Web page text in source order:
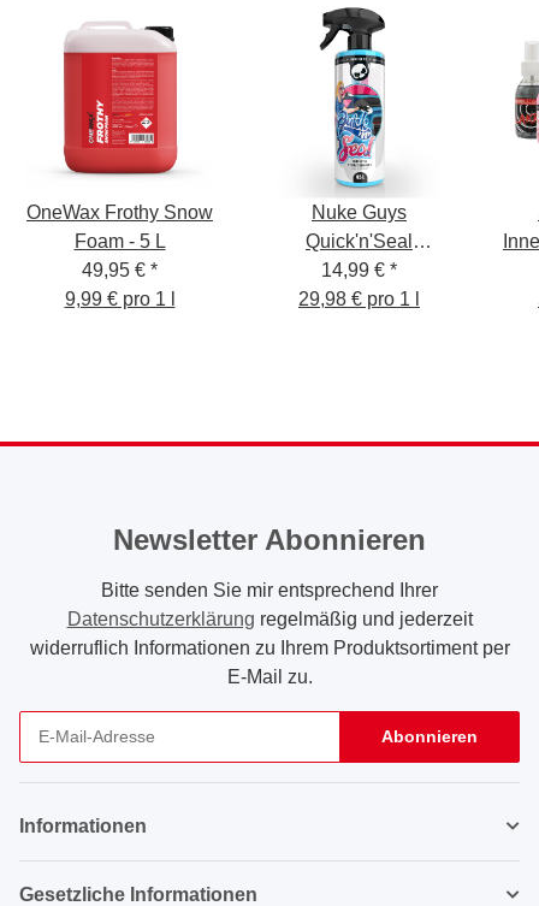
OneWax Frothy Snow
Foam - 5 L
49,95 € *
9,99 € pro 1 l
Nuke Guys
Quick'n'Seal
Sprühversiegelung,
500 ml
14,99 € *
29,98 € pro 1 l
Newsletter Abonnieren
Bitte senden Sie mir entsprechend Ihrer
Datenschutzerklärung regelmäßig und jederzeit
widerruflich Informationen zu Ihrem Produktsortiment per
E-Mail zu.
Abonnieren
Informationen
Gesetzliche Informationen